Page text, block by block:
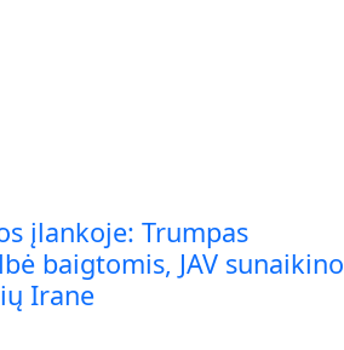
įlankoje: Trumpas
baigtomis, JAV sunaikino
Irane